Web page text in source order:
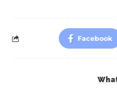
Facebook